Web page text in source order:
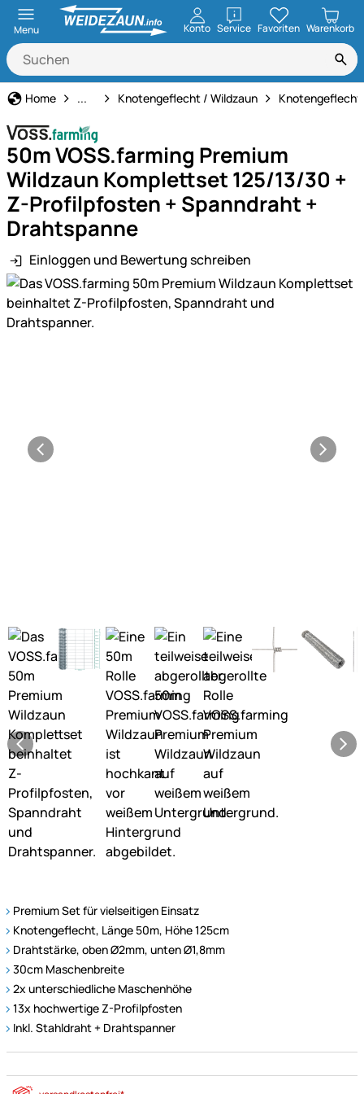
Menu Konto ServiceöffnenFavoriten Warenkorb
Home Weidezaun
... Knotengeflecht / Wildzaun
50m VOSS.farming Premium
Wildzaun Komplettset 125/13/30 +
Z-Profilpfosten + Spanndraht +
Drahtspanne
Einloggen und Bewertung schreiben
Produktgalerie
Premium Set für vielseitigen Einsatz
Knotengeflecht, Länge 50m, Höhe 125cm
Drahtstärke, oben Ø2mm, unten Ø1,8mm
30cm Maschenbreite
2x unterschiedliche Maschenhöhe
13x hochwertige Z-Profilpfosten
Inkl. Stahldraht + Drahtspanner